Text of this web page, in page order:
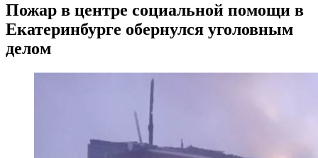
Пожар в центре социальной помощи в
Екатеринбурге обернулся уголовным
делом